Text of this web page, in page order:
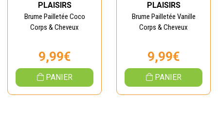
PLAISIRS
Brume Pailletée Coco
Corps & Cheveux
9,99€
PANIER
PLAISIRS
Brume Pailletée Vanille
Corps & Cheveux
9,99€
PANIER